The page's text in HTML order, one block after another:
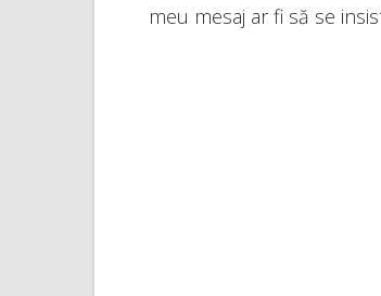
meu mesaj ar fi să se